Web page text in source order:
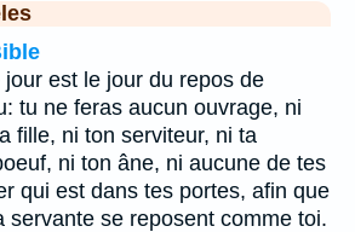
est le jour du repos de
tu ne feras aucun ouvrage, ni
fille, ni ton serviteur, ni ta
ni ton âne, ni aucune de tes
qui est dans tes portes, afin que
servante se reposent comme toi.